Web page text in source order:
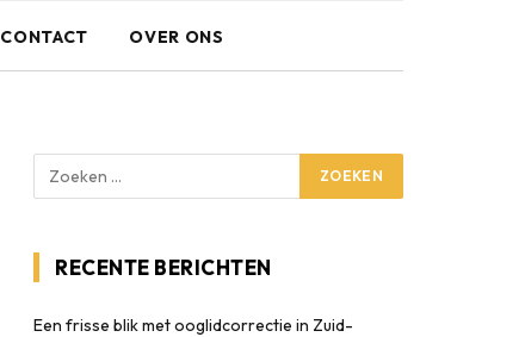
CONTACT OVER ONS
RECENTE BERICHTEN
Een frisse blik met ooglidcorrectie in Zuid-